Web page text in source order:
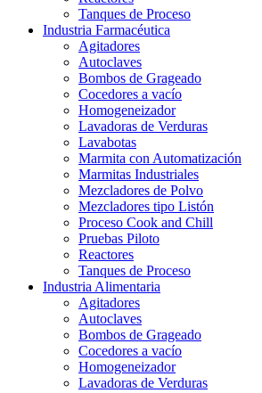
Tanques de Proceso
Industria Farmacéutica
Agitadores
Autoclaves
Bombos de Grageado
Cocedores a vacío
Homogeneizador
Lavadoras de Verduras
Lavabotas
Marmita con Automatización
Marmitas Industriales
Mezcladores de Polvo
Mezcladores tipo Listón
Proceso Cook and Chill
Pruebas Piloto
Reactores
Tanques de Proceso
Industria Alimentaria
Agitadores
Autoclaves
Bombos de Grageado
Cocedores a vacío
Homogeneizador
Lavadoras de Verduras